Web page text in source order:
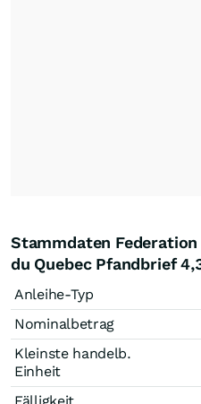
Stammdaten
du Quebec Pfandbrief
Anleihe-Typ
Nominalbetrag
Kleinste handelb.
Einheit